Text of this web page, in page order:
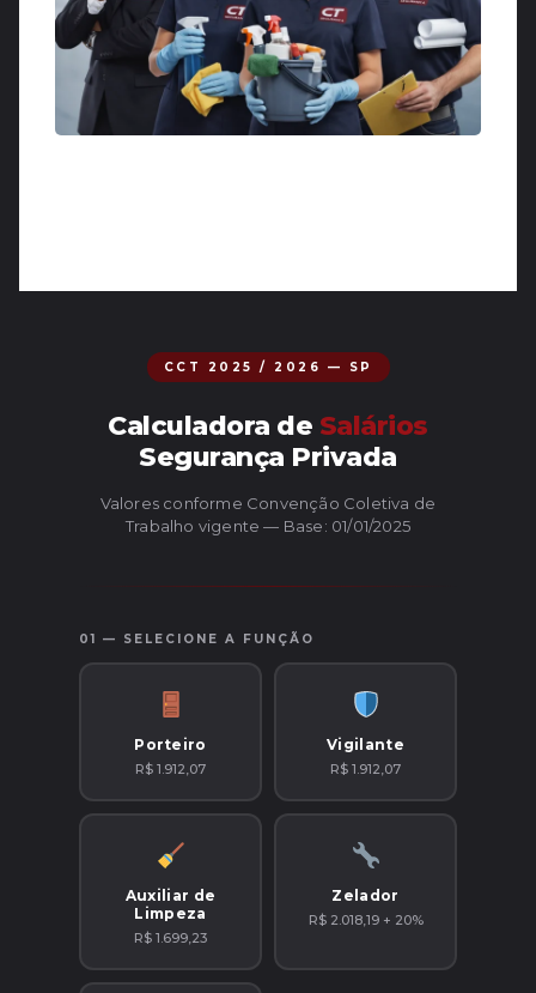
CCT 2025 / 2026 — SP
Calculadora de Salários
Segurança Privada
Valores conforme Convenção Coletiva de
Trabalho vigente — Base: 01/01/2025
01 — SELECIONE A FUNÇÃO
Porteiro
R$ 1.912,07
Vigilante
R$ 1.912,07
Auxiliar de
Limpeza
R$ 1.699,23
Zelador
R$ 2.018,19 + 20%